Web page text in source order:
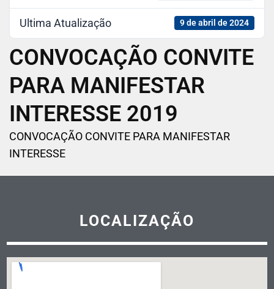
Ultima Atualização 9 de abril de 2024
CONVOCAÇÃO CONVITE
PARA MANIFESTAR
INTERESSE 2019
CONVOCAÇÃO CONVITE PARA MANIFESTAR
INTERESSE
LOCALIZAÇÃO